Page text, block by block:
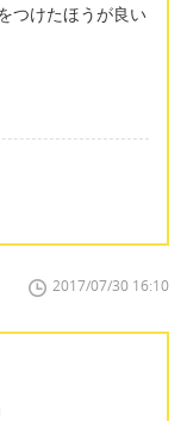
つけたほうが良い
2017/07/30 16:10